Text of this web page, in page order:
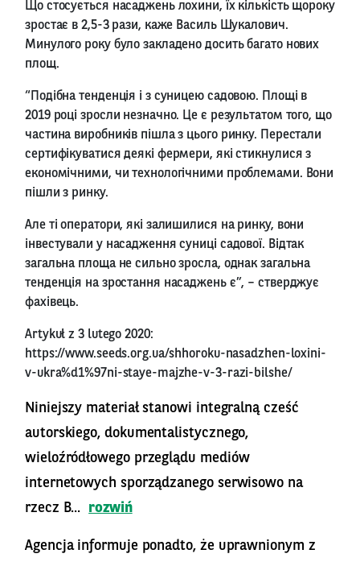
Що стосується насаджень лохини, їх кількість щороку
зростає в 2,5-3 рази, каже Василь Шукалович.
Минулого року було закладено досить багато нових
площ.
“Подібна тенденція і з суницею садовою. Площі в
2019 році зросли незначно. Це є результатом того, що
частина виробників пішла з цього ринку. Перестали
сертифікуватися деякі фермери, які стикнулися з
економічними, чи технологічними проблемами. Вони
пішли з ринку.
Але ті оператори, які залишилися на ринку, вони
інвестували у насадження суниці садової. Відтак
загальна площа не сильно зросла, однак загальна
тенденція на зростання насаджень є”, – стверджує
фахівець.
Artykuł z 3 lutego 2020:
https://www.seeds.org.ua/shhoroku-nasadzhen-loxini-
v-ukra%d1%97ni-staye-majzhe-v-3-razi-bilshe/
Niniejszy materiał stanowi integralną cześć
autorskiego, dokumentalistycznego,
wieloźródłowego przeglądu mediów
internetowych sporządzanego serwisowo na
rzecz B...
rozwiń
Agencja informuje ponadto, że uprawnionym z